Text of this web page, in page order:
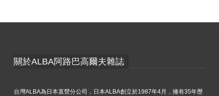
關於ALBA阿路巴高爾夫雜誌
台灣ALBA為日本直營分公司，日本ALBA創立於1987年4月，擁有35年歷